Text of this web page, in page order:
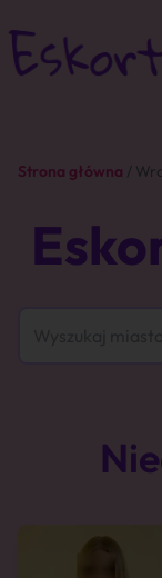
Strona główna /